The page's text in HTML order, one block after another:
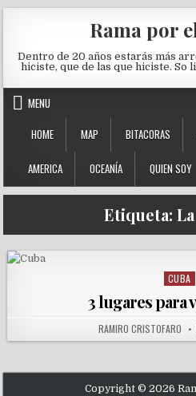
Rama por
Dentro de 20 años estarás más
hiciste, que de las que hiciste. So
MENU
HOME
MAP BITACORAS
AMERICA OCEANÍA QUIEN SOY
Etiqueta:
CUBA
3 lugares para
AUTHOR:
RAMIRO CRISTOFARO
Copyright © 2026